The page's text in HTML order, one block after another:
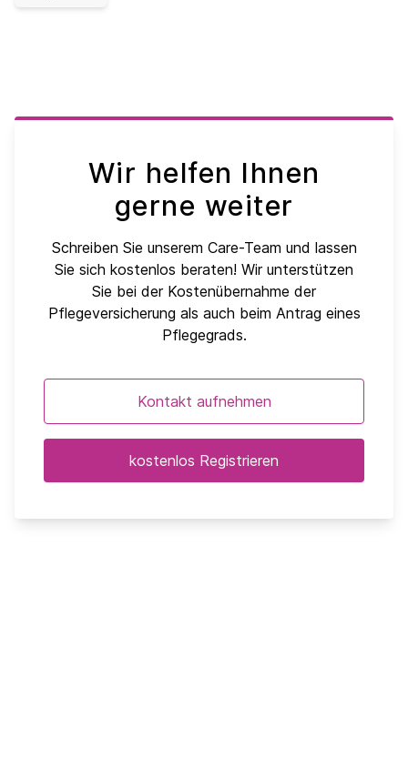
Wir helfen Ihnen
gerne weiter
Schreiben Sie unserem Care-Team und lassen
Sie sich kostenlos beraten! Wir unterstützen
Sie bei der Kostenübernahme der
Pflegeversicherung als auch beim Antrag eines
Pflegegrads.
Kontakt aufnehmen
kostenlos Registrieren